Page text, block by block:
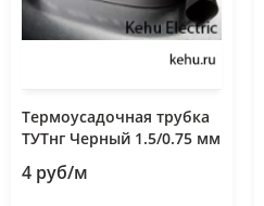
Термоусадочная трубка
ТУТнг Черный 1.5/0.75 мм
4 руб/м